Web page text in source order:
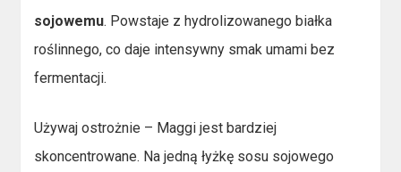
sojowemu. Powstaje z hydrolizowanego białka
roślinnego, co daje intensywny smak umami bez
fermentacji.
Używaj ostrożnie – Maggi jest bardziej
skoncentrowane. Na jedną łyżkę sosu sojowego